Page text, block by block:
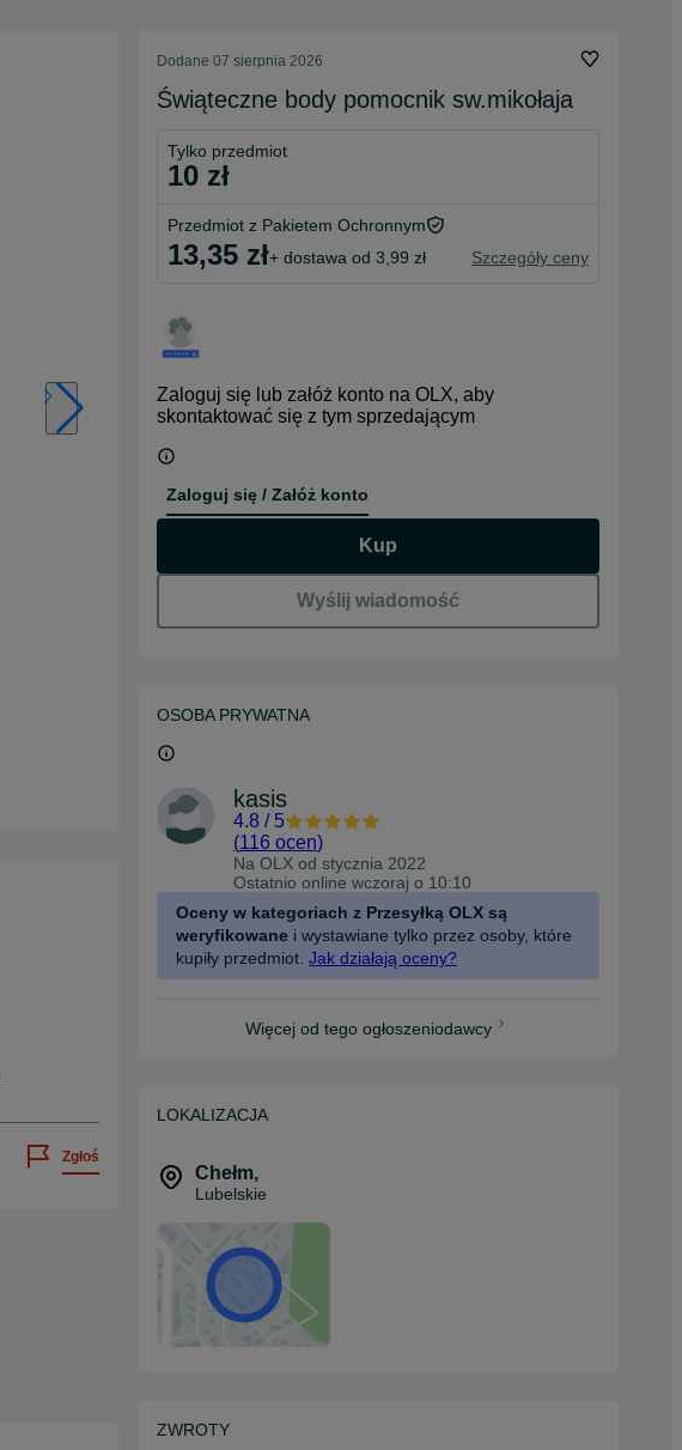
Zgłoś
Dodane 07 sierpnia 2026
Świąteczne body pomocnik sw.mikołaja
Tylko przedmiot
10 zł
Przedmiot z Pakietem Ochronnym
13,35 zł+ dostawa od 3,99 zł Szczegóły ceny
Zaloguj się lub załóż konto na OLX, aby
skontaktować się z tym sprzedającym
Zaloguj się / Załóż konto
Kup
Wyślij wiadomość
OSOBA PRYWATNA
kasis
4.8 / 5
(116 ocen)
Na OLX od stycznia 2022
Ostatnio online wczoraj o 10:10
Oceny w kategoriach z Przesyłką OLX są
weryfikowane i wystawiane tylko przez osoby, które
kupiły przedmiot. Jak działają oceny?
Więcej od tego ogłoszeniodawcy
LOKALIZACJA
Chełm,
Lubelskie
ZWROTY